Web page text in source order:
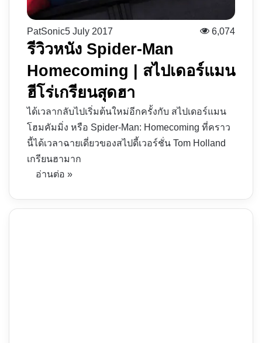
PatSonic5 July 2017 6,074
รีวิวหนัง Spider-Man
Homecoming | สไปเดอร์แมน
ฮีโร่เกรียนสุดฮา
ได้เวลากลับไปเริ่มต้นใหม่อีกครั้งกับ สไปเดอร์แมน
โฮมคัมมิ่ง หรือ Spider-Man: Homecoming ที่คราว
นี้ได้เวลาฉายเดี่ยวของสไปดี้เวอร์ชั่น Tom Holland
เกรียนฮามาก
อ่านต่อ »